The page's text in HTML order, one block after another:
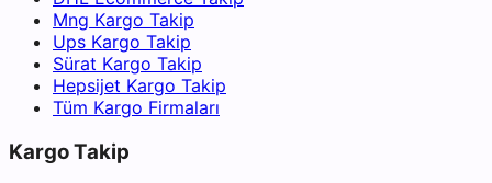
Mng Kargo Takip
Ups Kargo Takip
Sürat Kargo Takip
Hepsijet Kargo Takip
Tüm Kargo Firmaları
Kargo Takip